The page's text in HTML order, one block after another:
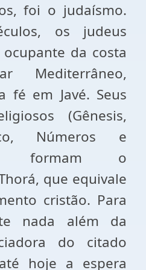
foi o judaísmo.
os judeus
da costa
Mediterrâneo,
fé em Javé. Seus
(Gênesis,
Números e
formam o
que equivale
cristão. Para
nada além da
do citado
hoje a espera